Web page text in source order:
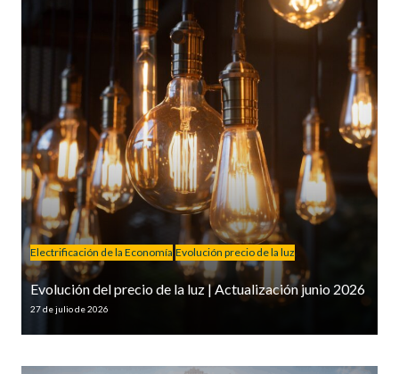
Electrificación de la Economía Evolución precio de la luz
Evolución del precio de la luz | Actualización junio 2026
27 de julio de 2026